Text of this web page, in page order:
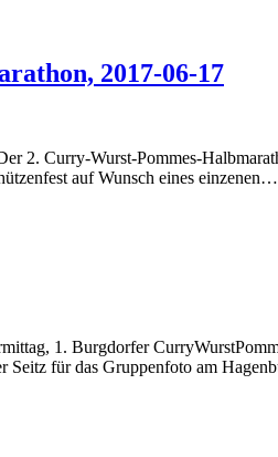
2017-06-17
2. Curry-Wurst-Pommes-
auf Wunsch eines einzenen…
1. Burgdorfer
Seitz für das Gruppenfoto am